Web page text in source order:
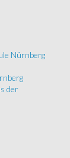
Nürnberg
der